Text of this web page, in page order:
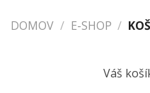
DOMOV / E-SHOP /
Váš